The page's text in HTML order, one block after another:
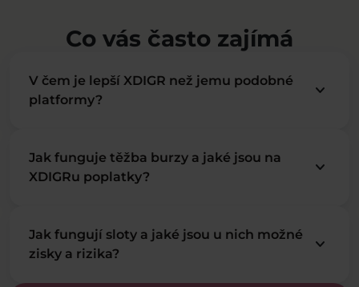
Co vás často zajímá
V čem je lepší XDIGR než jemu podobné
platformy?
keyboard_arrow_down
Jak funguje těžba burzy a jaké jsou na
XDIGRu poplatky?
keyboard_arrow_down
Jak fungují sloty a jaké jsou u nich možné
zisky a rizika?
keyboard_arrow_down